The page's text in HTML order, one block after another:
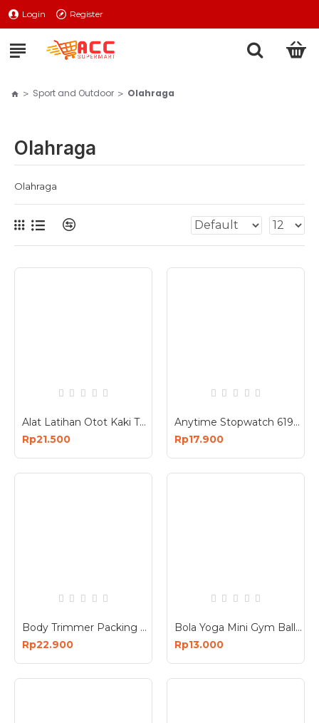
Login Register
Sport and Outdoor Olahraga
Olahraga
Olahraga
Alat Latihan Otot Kaki Tangan Paha Betis Yoga Gym
Rp21.500
Anytime Stopwatch 6191-A015
Rp17.900
Body Trimmer Packing OPP - Alat Fitness
Rp22.900
Bola Yoga Mini Gym Ball Pilates Ukuran Diameter 22 cm
Rp13.000